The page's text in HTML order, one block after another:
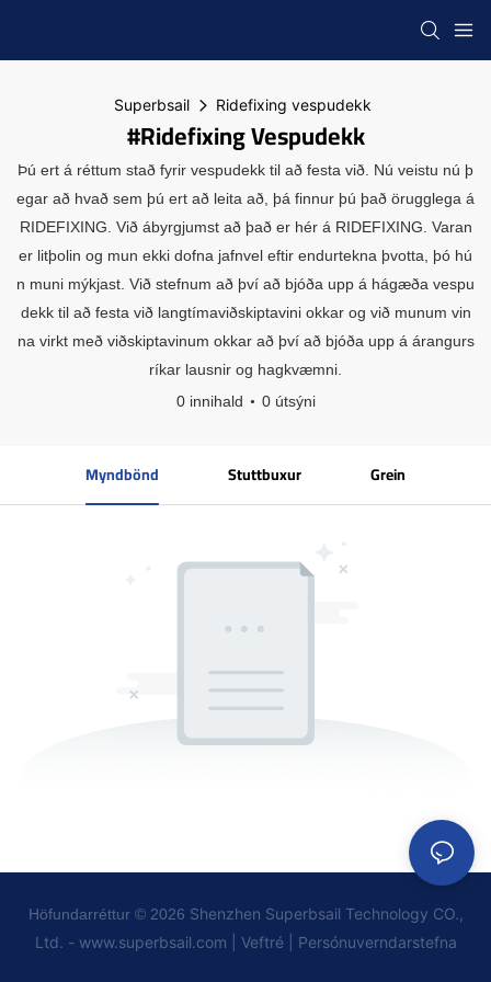
Superbsail Ridefixing vespudekk
#Ridefixing Vespudekk
Þú ert á réttum stað fyrir vespudekk til að festa við. Nú veistu nú þ
egar að hvað sem þú ert að leita að, þá finnur þú það örugglega á
RIDEFIXING. Við ábyrgjumst að það er hér á RIDEFIXING. Varan
er litþolin og mun ekki dofna jafnvel eftir endurtekna þvotta, þó hú
n muni mýkjast. Við stefnum að því að bjóða upp á hágæða vespu
dekk til að festa við langtímaviðskiptavini okkar og við munum vin
na virkt með viðskiptavinum okkar að því að bjóða upp á árangurs
ríkar lausnir og hagkvæmni.
0 innihald
0 útsýni
Myndbönd Stuttbuxur Grein
Höfundarréttur © 2026 Shenzhen Superbsail Technology CO.,
Ltd. - www.superbsail.com Veftré Persónuverndarstefna